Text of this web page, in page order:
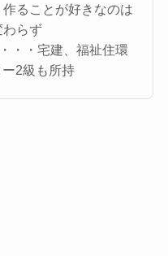
ることが好きなのは
わらず
・・宅建、福祉住環
2級も所持